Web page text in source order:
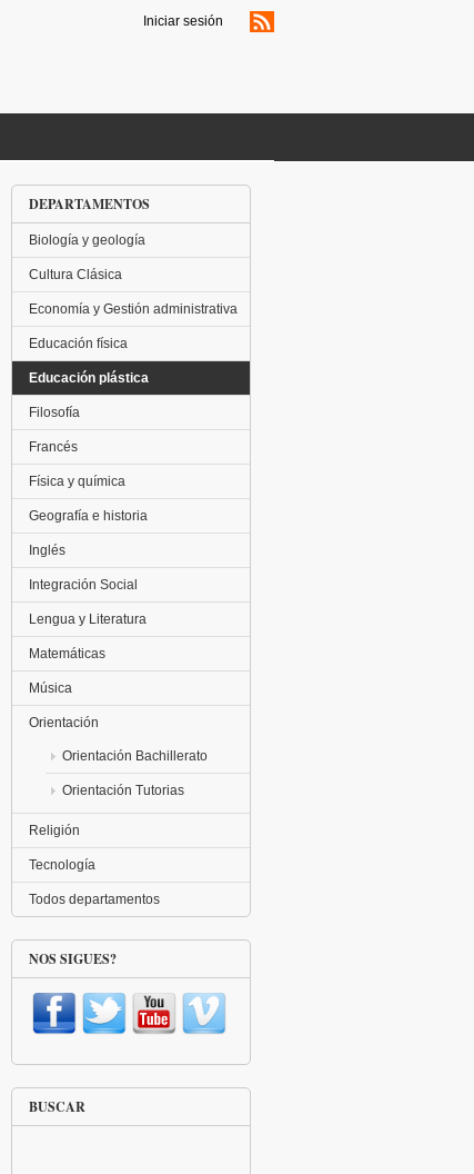
Iniciar sesión
DEPARTAMENTOS
Biología y geología
Cultura Clásica
Economía y Gestión administrativa
Educación física
Educación plástica
Filosofía
Francés
Física y química
Geografía e historia
Inglés
Integración Social
Lengua y Literatura
Matemáticas
Música
Orientación
Orientación Bachillerato
Orientación Tutorias
Religión
Tecnología
Todos departamentos
NOS SIGUES?
BUSCAR